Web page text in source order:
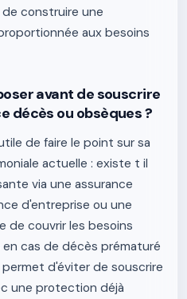
construire une
aux besoins
avant de souscrire
décès ou obsèques ?
de faire le point sur sa
actuelle : existe t il
via une assurance
d'entreprise ou une
de couvrir les besoins
cas de décès prématuré
d'éviter de souscrire
une protection déjà